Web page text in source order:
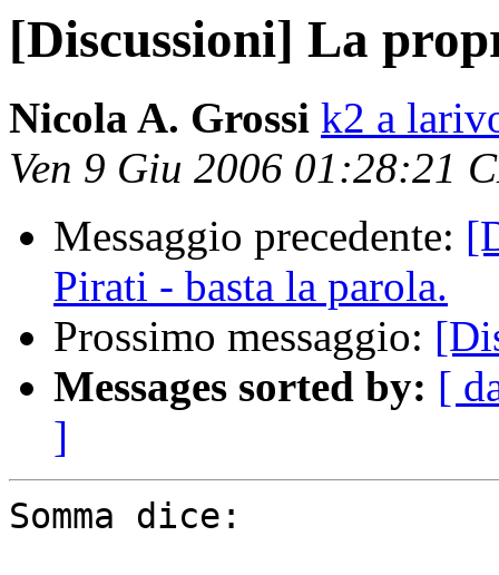
[Discussioni] La
Nicola A. Grossi k2 a
Ven 9 Giu 2006 01:28:21
Messaggio precedente:
Pirati - basta la parola.
Prossimo messaggio:
Messages sorted by: [
]
Somma dice: